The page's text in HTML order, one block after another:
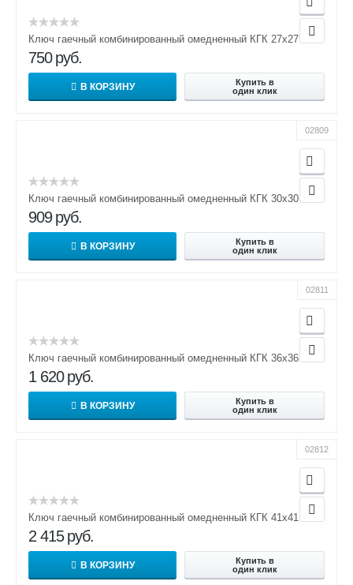
Ключ гаечный комбинированный омедненный КГК 27х27
750 руб.
В КОРЗИНУ
Купить в
один клик
02809
Ключ гаечный комбинированный омедненный КГК 30х30
909 руб.
В КОРЗИНУ
Купить в
один клик
02811
Ключ гаечный комбинированный омедненный КГК 36х36
1 620 руб.
В КОРЗИНУ
Купить в
один клик
02812
Ключ гаечный комбинированный омедненный КГК 41х41
2 415 руб.
В КОРЗИНУ
Купить в
один клик